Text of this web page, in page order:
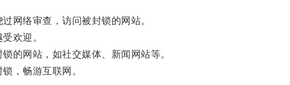
络审查，访问被封锁的网站。
欢迎。
网站，如社交媒体、新闻网站等。
，畅游互联网。